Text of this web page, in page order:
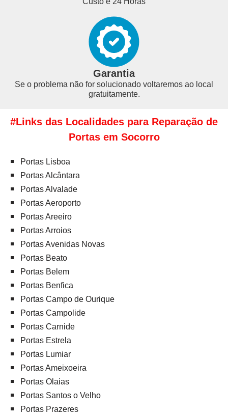
Garantia
Se o problema não for solucionado voltaremos ao local
gratuitamente.
#Links das Localidades para Reparação de
Portas em Socorro
Portas Lisboa
Portas Alcântara
Portas Alvalade
Portas Aeroporto
Portas Areeiro
Portas Arroios
Portas Avenidas Novas
Portas Beato
Portas Belem
Portas Benfica
Portas Campo de Ourique
Portas Campolide
Portas Carnide
Portas Estrela
Portas Lumiar
Portas Ameixoeira
Portas Olaias
Portas Santos o Velho
Portas Prazeres